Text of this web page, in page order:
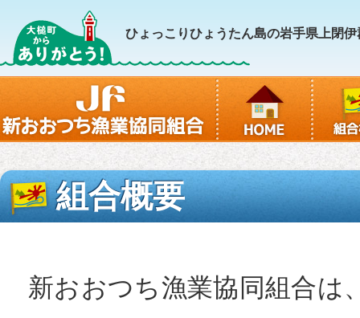
ひょっこりひょうたん島の岩手県上閉
組合概要
新おおつち漁業協同組合は